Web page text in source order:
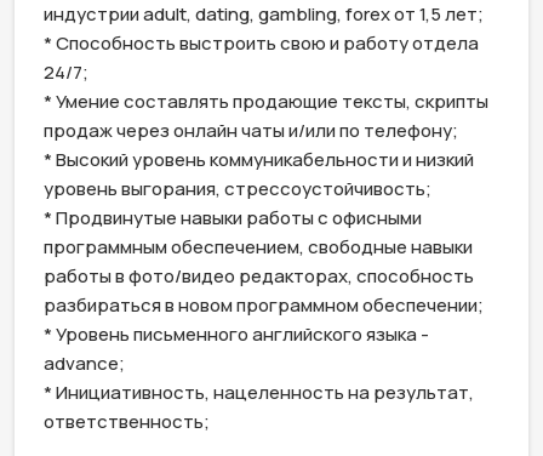
индустрии adult, dating, gambling, forex от 1,5 лет;
* Способность выстроить свою и работу отдела
24/7;
* Умение составлять продающие тексты, скрипты
продаж через онлайн чаты и/или по телефону;
* Высокий уровень коммуникабельности и низкий
уровень выгорания, стрессоустойчивость;
* Продвинутые навыки работы с офисными
программным обеспечением, свободные навыки
работы в фото/видео редакторах, способность
разбираться в новом программном обеспечении;
* Уровень письменного английского языка -
advance;
* Инициативность, нацеленность на результат,